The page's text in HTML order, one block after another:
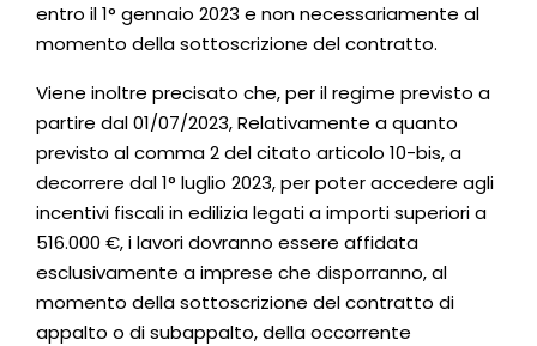
entro il 1° gennaio 2023 e non necessariamente al
momento della sottoscrizione del contratto.
Viene inoltre precisato che, per il regime previsto a
partire dal 01/07/2023, Relativamente a quanto
previsto al comma 2 del citato articolo 10-bis, a
decorrere dal 1° luglio 2023, per poter accedere agli
incentivi fiscali in edilizia legati a importi superiori a
516.000 €, i lavori dovranno essere affidata
esclusivamente a imprese che disporranno, al
momento della sottoscrizione del contratto di
appalto o di subappalto, della occorrente